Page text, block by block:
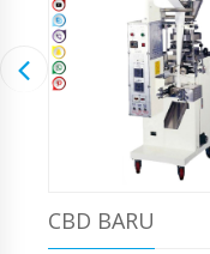
CBD BARU